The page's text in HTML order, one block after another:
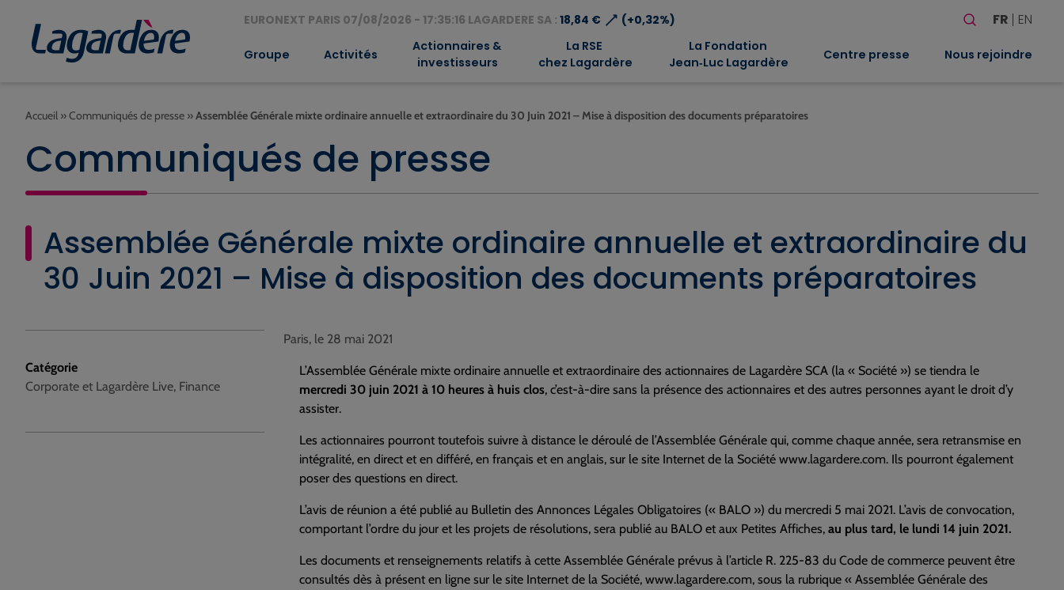
EURONEXT PARIS 07/08/2026 - 17:35:16 LAGARDERE SA : 18,84 €⟶ (+0,32%)
Rechercher
FR EN
Groupe Activités
Actionnaires &
investisseurs
La RSE
chez Lagardère
La Fondation
Jean‑Luc Lagardère
Centre presse Nous rejoindre
Accueil »Communiqués de presse »Assemblée Générale mixte ordinaire annuelle et extraordinaire du 30 Juin 2021 – Mise à disposition des documents préparatoires
Communiqués de presse
Assemblée Générale mixte ordinaire annuelle et extraordinaire du
30 Juin 2021 – Mise à disposition des documents préparatoires
Catégorie
Corporate et Lagardère Live, Finance
Paris, le 28 mai 2021
L’Assemblée Générale mixte ordinaire annuelle et extraordinaire des actionnaires de Lagardère SCA (la « Société ») se tiendra le
mercredi 30 juin 2021 à 10 heures à huis clos, c’est-à-dire sans la présence des actionnaires et des autres personnes ayant le droit d’y
assister.
Les actionnaires pourront toutefois suivre à distance le déroulé de l’Assemblée Générale qui, comme chaque année, sera retransmise en
intégralité, en direct et en différé, en français et en anglais, sur le site Internet de la Société www.lagardere.com. Ils pourront également
poser des questions en direct.
L’avis de réunion a été publié au Bulletin des Annonces Légales Obligatoires (« BALO ») du mercredi 5 mai 2021. L’avis de convocation,
comportant l’ordre du jour et les projets de résolutions, sera publié au BALO et aux Petites Affiches, au plus tard, le lundi 14 juin 2021.
Les documents et renseignements relatifs à cette Assemblée Générale prévus à l’article R. 225-83 du Code de commerce peuvent être
consultés dès à présent en ligne sur le site Internet de la Société, www.lagardere.com, sous la rubrique « Assemblée Générale des